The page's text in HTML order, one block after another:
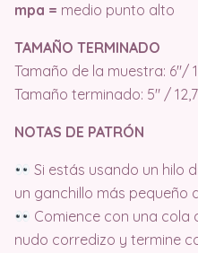
mpa = medio punto alto
TAMAÑO TERMINADO
Tamaño de la muestra: 6″/
Tamaño terminado: 5″ /
NOTAS DE PATRÓN
Si estás usando un hilo
un ganchillo más pequeño
Comience con una cola
nudo corredizo y termine